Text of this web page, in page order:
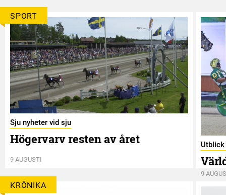
SPORT
Sju nyheter vid sju
Högervarv resten av året
9 AUGUSTI
Utblick
9
KRÖNIKA